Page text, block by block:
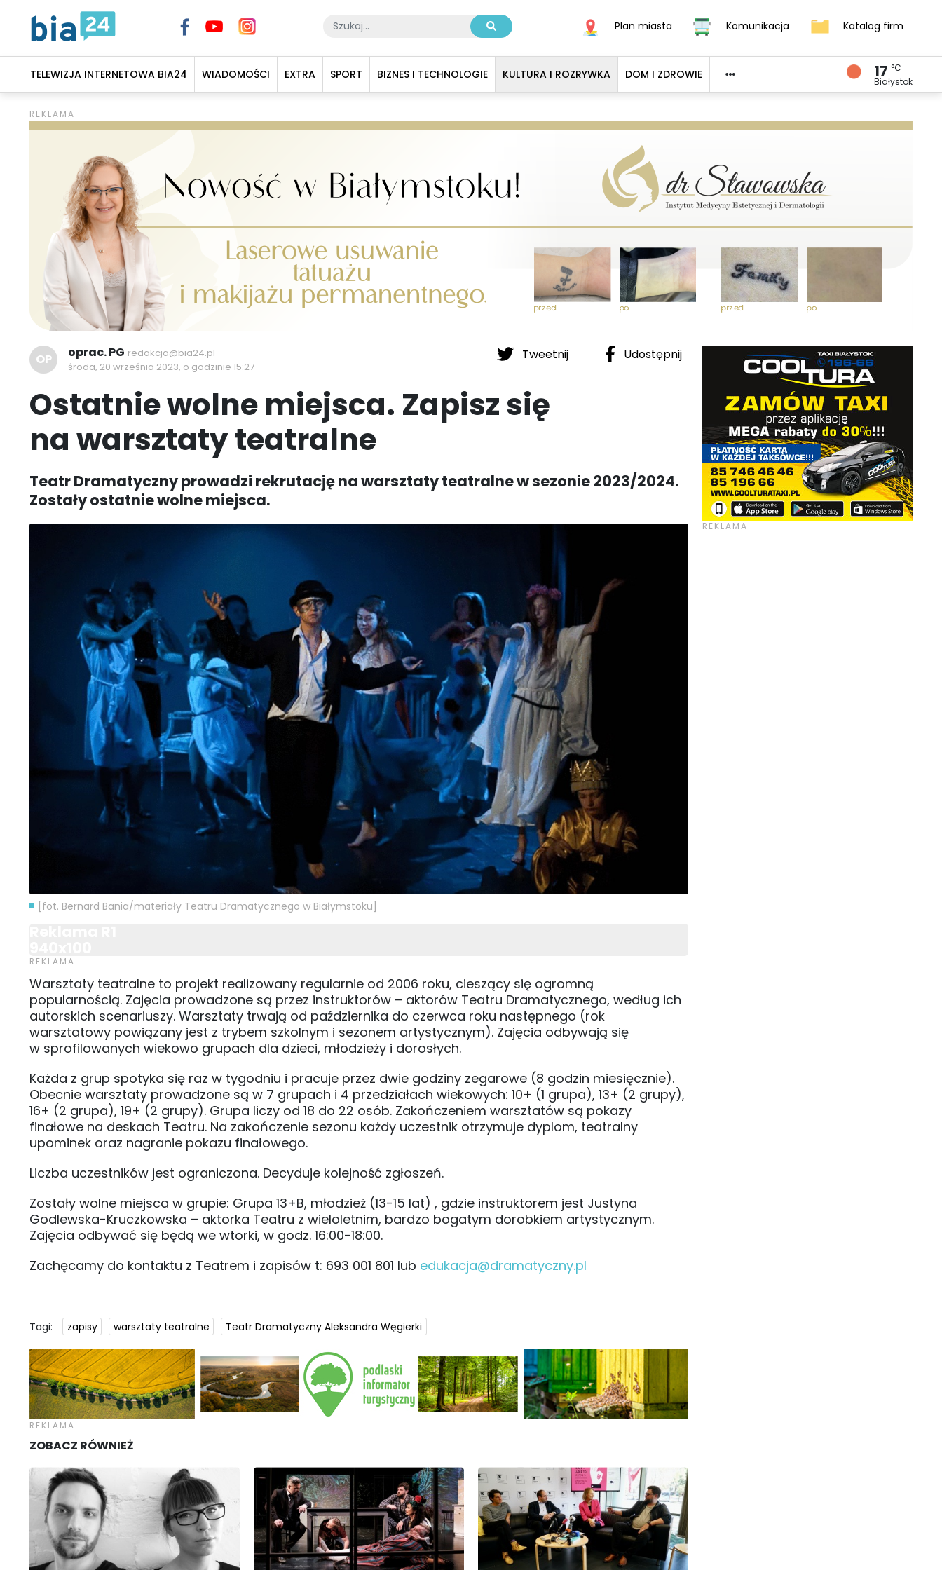
Plan miasta Komunikacja Katalog firm
TELEWIZJA INTERNETOWA BIA24 WIADOMOŚCI EXTRA SPORT BIZNES I TECHNOLOGIE KULTURA I ROZRYWKA DOM I ZDROWIE 17 °C
Białystok
Tweetnij Udostępnij
OP oprac. PG redakcja@bia24.pl
środa, 20 września 2023, o godzinie 15:27
Ostatnie wolne miejsca. Zapisz się
na warsztaty teatralne
Teatr Dramatyczny prowadzi rekrutację na warsztaty teatralne w sezonie 2023/2024.
Zostały ostatnie wolne miejsca.
[fot. Bernard Bania/materiały Teatru Dramatycznego w Białymstoku]
Warsztaty teatralne to projekt realizowany regularnie od 2006 roku, cieszący się ogromną
popularnością. Zajęcia prowadzone są przez instruktorów – aktorów Teatru Dramatycznego, według ich
autorskich scenariuszy. Warsztaty trwają od października do czerwca roku następnego (rok
warsztatowy powiązany jest z trybem szkolnym i sezonem artystycznym). Zajęcia odbywają się
w sprofilowanych wiekowo grupach dla dzieci, młodzieży i dorosłych.
Każda z grup spotyka się raz w tygodniu i pracuje przez dwie godziny zegarowe (8 godzin miesięcznie).
Obecnie warsztaty prowadzone są w 7 grupach i 4 przedziałach wiekowych: 10+ (1 grupa), 13+ (2 grupy),
16+ (2 grupa), 19+ (2 grupy). Grupa liczy od 18 do 22 osób. Zakończeniem warsztatów są pokazy
finałowe na deskach Teatru. Na zakończenie sezonu każdy uczestnik otrzymuje dyplom, teatralny
upominek oraz nagranie pokazu finałowego.
Liczba uczestników jest ograniczona. Decyduje kolejność zgłoszeń.
Zostały wolne miejsca w grupie: Grupa 13+B, młodzież (13-15 lat) , gdzie instruktorem jest Justyna
Godlewska-Kruczkowska – aktorka Teatru z wieloletnim, bardzo bogatym dorobkiem artystycznym.
Zajęcia odbywać się będą we wtorki, w godz. 16:00-18:00.
Zachęcamy do kontaktu z Teatrem i zapisów t: 693 001 801 lub edukacja@dramatyczny.pl
Tagi: zapisy warsztaty teatralne Teatr Dramatyczny Aleksandra Węgierki
ZOBACZ RÓWNIEŻ